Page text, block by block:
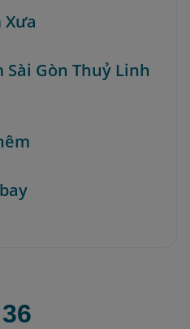
Xưa
Sài Gòn Thuỷ Linh